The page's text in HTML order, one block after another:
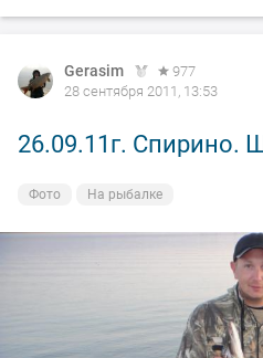
Gerasim
977
28 сентября 2011, 13:53
26.09.11г. Спирино.
Фото На рыбалке